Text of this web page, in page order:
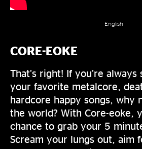
English
CORE-EOKE
That’s right! If you’re
your favorite metalcore,
hardcore happy songs, why
the world? With Core-eoke,
chance to grab your 5
Scream your lungs out, aim